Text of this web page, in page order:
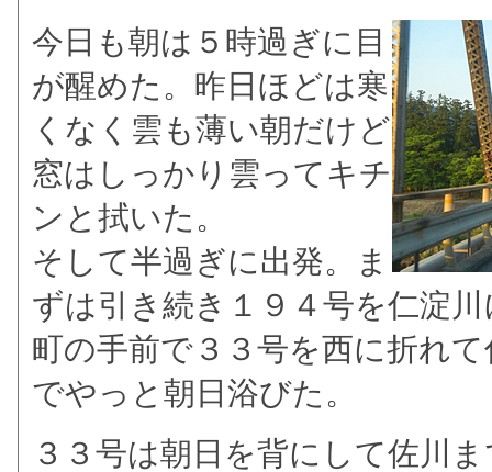
今日も朝は５時過ぎに目
が醒めた。昨日ほどは寒
くなく雲も薄い朝だけど
窓はしっかり雲ってキチ
ンと拭いた。
そして半過ぎに出発。ま
ずは引き続き１９４号を仁淀
町の手前で３３号を西に折れ
でやっと朝日浴びた。
３３号は朝日を背にして佐川